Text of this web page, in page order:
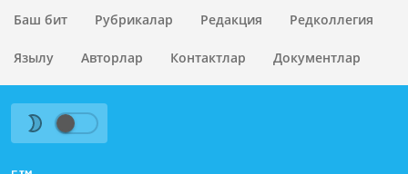
Баш бит Рубрикалар Редакция Редколлегия
Язылу Авторлар Контактлар Документлар